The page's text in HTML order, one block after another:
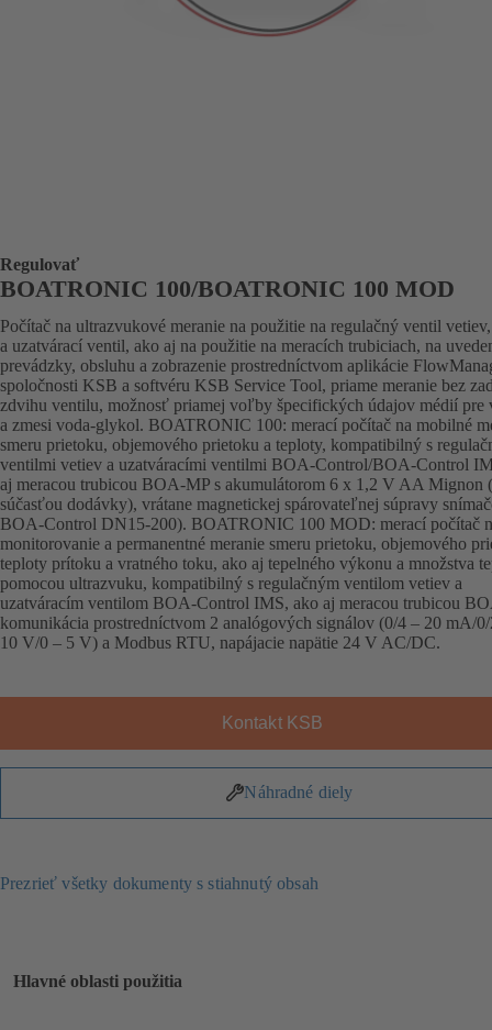
Regulovať
BOATRONIC 100/BOATRONIC 100 MOD
Počítač na ultrazvukové meranie na použitie na regulačný ventil
a uzatvárací ventil, ako aj na použitie na meracích trubiciach, na
prevádzky, obsluhu a zobrazenie prostredníctvom aplikácie
spoločnosti KSB a softvéru KSB Service Tool, priame meranie bez
zdvihu ventilu, možnosť priamej voľby špecifických údajov médií pre
a zmesi voda-glykol. BOATRONIC 100: merací počítač na mobilné
smeru prietoku, objemového prietoku a teploty, kompatibilný s
ventilmi vetiev a uzatváracími ventilmi BOA-Control/BOA-Control
aj meracou trubicou BOA-MP s akumulátorom 6 x 1,2 V AA Mignon
súčasťou dodávky), vrátane magnetickej spárovateľnej súpravy
BOA-Control DN15-200). BOATRONIC 100 MOD: merací počítač
monitorovanie a permanentné meranie smeru prietoku, objemového
teploty prítoku a vratného toku, ako aj tepelného výkonu a množstva
pomocou ultrazvuku, kompatibilný s regulačným ventilom vetiev a
uzatváracím ventilom BOA-Control IMS, ako aj meracou trubicou
komunikácia prostredníctvom 2 analógových signálov (0/4 – 20 mA/
10 V/0 – 5 V) a Modbus RTU, napájacie napätie 24 V AC/DC.
Kontakt KSB
Náhradné diely
Prezrieť všetky dokumenty s stiahnutý obsah
Hlavné oblasti použitia